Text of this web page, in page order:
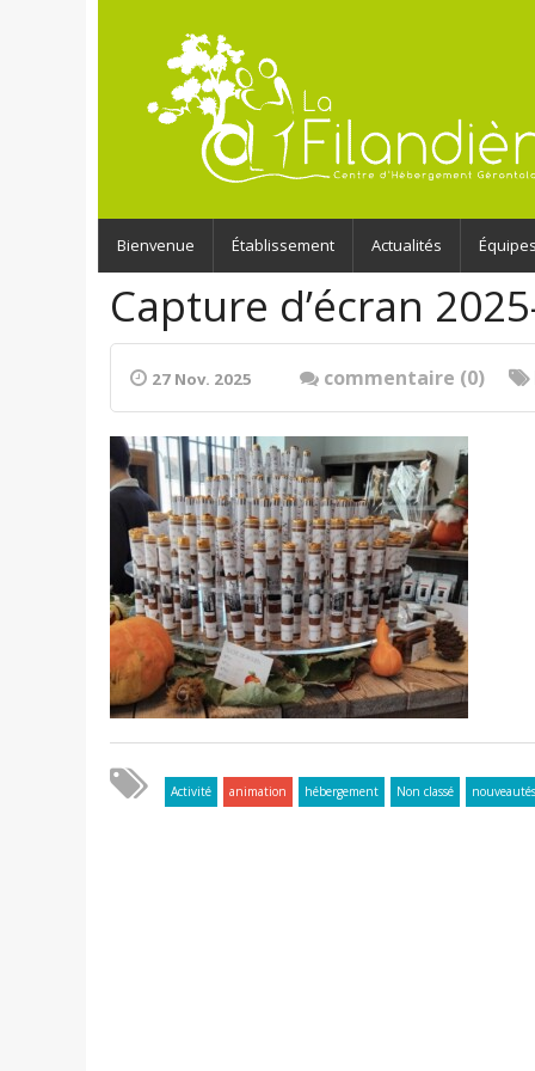
Bienvenue Établissement Actualités Équipes
Capture d’écran
27 Nov. 2025 commentaire (0)
Activité animation hébergement Non classé nouveautés